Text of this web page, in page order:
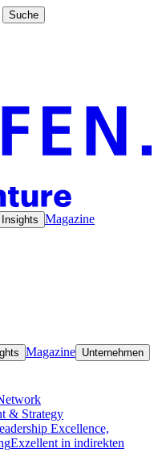
Suche
Insights Magazine
Magazine Unternehmen
& Strategy
Excellence,
Exzellent in indirekten